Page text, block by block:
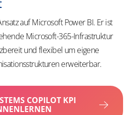
auf Microsoft Power BI. Er ist
Microsoft-365-Infrastruktur
und flexibel um eigene
erweiterbar.
COPILOT KPI